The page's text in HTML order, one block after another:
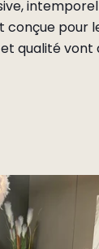
conçue pour
qualité vont